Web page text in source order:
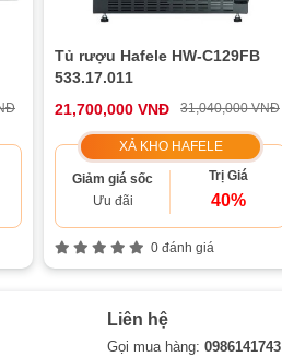
Tủ rượu Hafele HW-C129FB
533.17.011
21,700,000 VNĐ
31,040,000 VNĐ
XẢ KHO HAFELE
Giảm giá sốc
Ưu đãi
Trị Giá
40%
0 đánh giá
Liên hệ
Gọi mua hàng: 0986141743